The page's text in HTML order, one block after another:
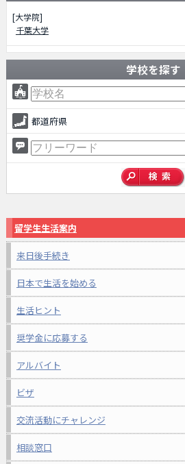
[大学院]
千葉大学
学校を探す
都道府県
留学生生活案内
来日後手続き
日本で生活を始める
生活ヒント
奨学金に応募する
アルバイト
ビザ
交流活動にチャレンジ
相談窓口